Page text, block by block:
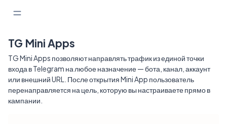
TG Mini Apps
TG Mini Apps позволяют направлять трафик из единой точки
входа в Telegram на любое назначение — бота, канал, аккаунт
или внешний URL. После открытия Mini App пользователь
перенаправляется на цель, которую вы настраиваете прямо в
кампании.